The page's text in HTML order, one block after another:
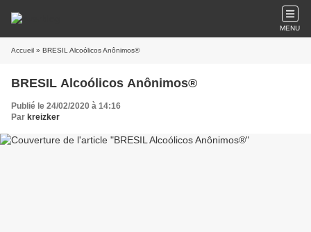
MENU
Accueil » BRESIL Alcoólicos Anônimos®
BRESIL Alcoólicos Anônimos®
Publié le 24/02/2020 à 14:16
Par kreizker